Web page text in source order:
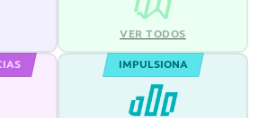
VER TODOS
IMPULSIONA